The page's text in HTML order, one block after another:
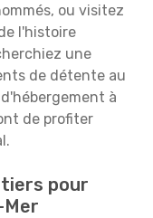
ou visitez
l'histoire
une
de détente au
à
de profiter
pour